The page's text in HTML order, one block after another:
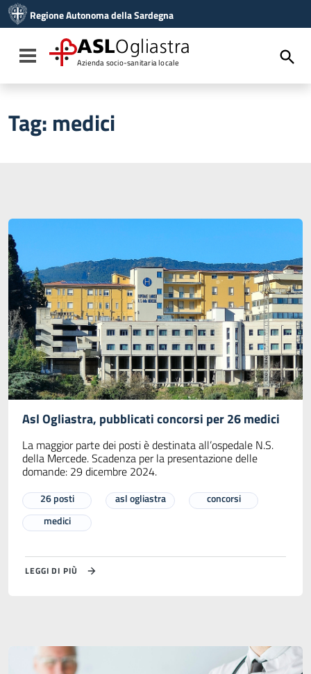
Vai al menu di navigazione
Vai al footer
Regione Autonoma della Sardegna
Toggle navigation
ASLOgliastra
Azienda socio-sanitaria locale
Tag: medici
Asl Ogliastra, pubblicati concorsi per 26 medici
La maggior parte dei posti è destinata all’ospedale N.S.
della Mercede. Scadenza per la presentazione delle
domande: 29 dicembre 2024.
26 posti asl ogliastra
concorsi
medici
LEGGI DI PIÙ